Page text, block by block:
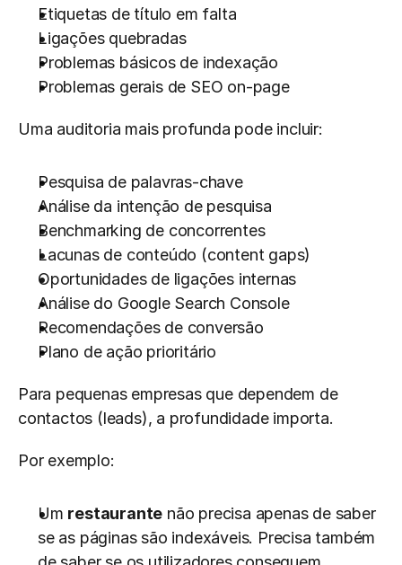
Etiquetas de título em falta
Ligações quebradas
Problemas básicos de indexação
Problemas gerais de SEO on-page
Uma auditoria mais profunda pode incluir:
Pesquisa de palavras-chave
Análise da intenção de pesquisa
Benchmarking de concorrentes
Lacunas de conteúdo (content gaps)
Oportunidades de ligações internas
Análise do Google Search Console
Recomendações de conversão
Plano de ação prioritário
Para pequenas empresas que dependem de
contactos (leads), a profundidade importa.
Por exemplo:
Um restaurante não precisa apenas de saber
se as páginas são indexáveis. Precisa também